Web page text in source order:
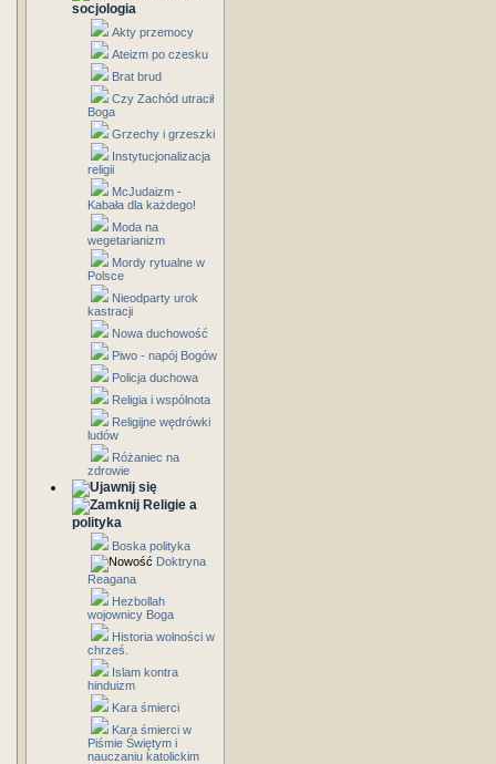
socjologia
Akty przemocy
Ateizm po czesku
Brat brud
Czy Zachód utracił
Boga
Grzechy i grzeszki
Instytucjonalizacja
religii
McJudaizm -
Kabała dla każdego!
Moda na
wegetarianizm
Mordy rytualne w
Polsce
Nieodparty urok
kastracji
Nowa duchowość
Piwo - napój Bogów
Policja duchowa
Religia i wspólnota
Religijne wędrówki
ludów
Różaniec na
zdrowie
Religie a
polityka
Boska polityka
Doktryna
Reagana
Hezbollah
wojownicy Boga
Historia wolności w
chrześ.
Islam kontra
hinduizm
Kara śmierci
Kara śmierci w
Piśmie Świętym i
nauczaniu katolickim